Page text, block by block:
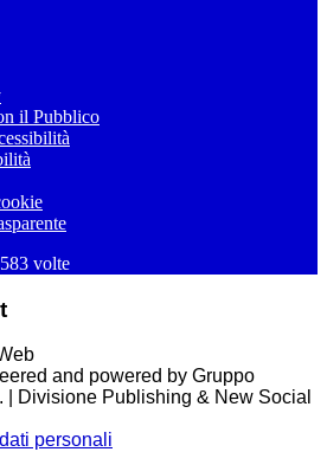
il Pubblico
583 volte
and powered by Gruppo
| Divisione Publishing & New Social
personali